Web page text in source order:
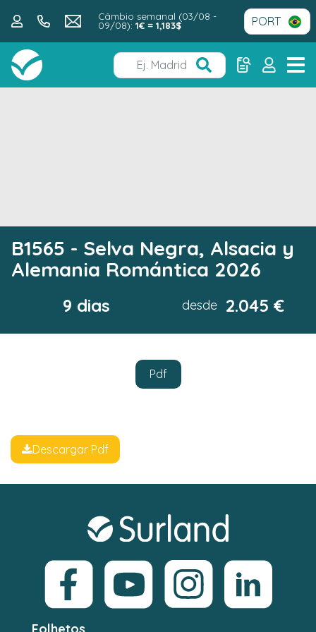
Câmbio semanal (03/08 -
09/08):1€ = 1,183$
B1565 - Selva Negra, Alsacia y
Alemania Romántica 2026
9 dias desde 2.045 €
Pdf
Descargar Pdf